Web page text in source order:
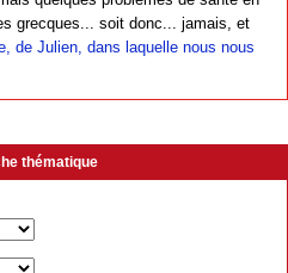
grecques... soit donc... jamais, et
de Julien, dans laquelle nous nous
thématique